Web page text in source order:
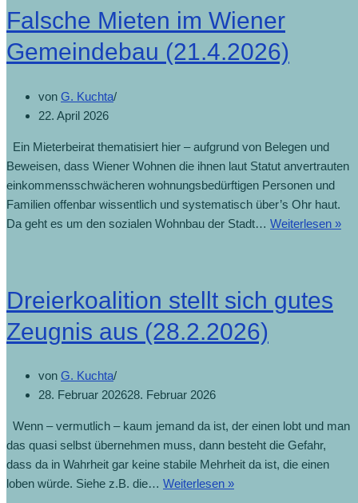
Falsche Mieten im Wiener
Gemeindebau (21.4.2026)
von G. Kuchta
22. April 2026
Ein Mieterbeirat thematisiert hier – aufgrund von Belegen und
Beweisen, dass Wiener Wohnen die ihnen laut Statut anvertrauten
einkommensschwächeren wohnungsbedürftigen Personen und
Familien offenbar wissentlich und systematisch über’s Ohr haut.
Da geht es um den sozialen Wohnbau der Stadt… Weiterlesen »
Dreierkoalition stellt sich gutes
Zeugnis aus (28.2.2026)
von G. Kuchta
28. Februar 202628. Februar 2026
Wenn – vermutlich – kaum jemand da ist, der einen lobt und man
das quasi selbst übernehmen muss, dann besteht die Gefahr,
dass da in Wahrheit gar keine stabile Mehrheit da ist, die einen
loben würde. Siehe z.B. die… Weiterlesen »